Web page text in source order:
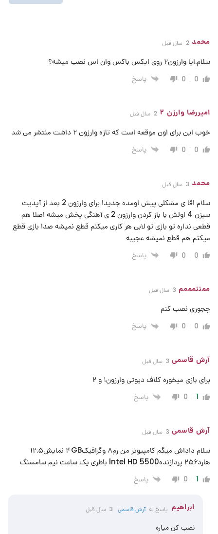
محمد 2 سال قبل
سلام.ایا وارزون۲ روی ایکس باکس وان اس نصب میشه؟
0
0 پاسخ
امیررضا وارزن ۲ 2 سال قبل
خوب این برای اون موقعه است که تازه وارزون ۲ داشت منتشر می شد
0
0 پاسخ
محمد 3 سال قبل
سلام اقا ی مشکلی پیش اومده جدیدا برای وارزون 2 بعد از آپدیت
سیزن 4 اولش با باز کردن وارزون 2 ی آهنگی پخش میشه اصلا هم
قطعی نداره تو بازی تو لابی هر کاری میکنم قطع نمیشه صدا بازی قطع
میکنم هم قطع نمیشه عجیبه
0
0 پاسخ
ممننمممم 3 سال قبل
چجوری نصب کنم
0
0 پاسخ
آرش قاسمی 3 سال قبل
برای بازی میخوره کلاف دیوتی وارزون۱ و ۲
1
0 پاسخ
آرش قاسمی 3 سال قبل
سلام داداش میگم کامپیوتر من رم۸ وگرافیک۴GB نمایش۱۲.۵
هارد۲۵۶ پردازنده5500 lntel HD باطری یک ساعت نیم سامسنگ
1
0 پاسخ
ابراهیم پاسخ به آرش قاسمی 3 سال قبل
نصب کن میاره